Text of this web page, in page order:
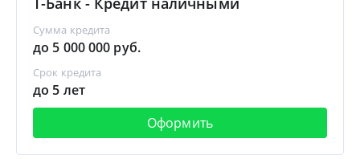
Сумма кредита
до 5 000 000 руб.
Срок кредита
до 5 лет
Оформить